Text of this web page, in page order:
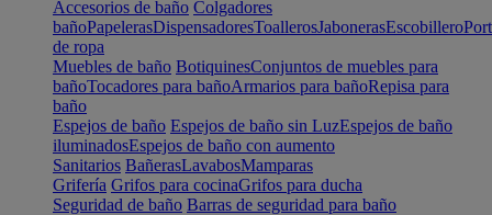
Accesorios de baño Colgadores
bañoPapelerasDispensadoresToallerosJabonerasEscobillero
de ropa
Muebles de baño BotiquinesConjuntos de muebles para
bañoTocadores para bañoArmarios para bañoRepisa para
baño
Espejos de baño Espejos de baño sin LuzEspejos de baño
iluminadosEspejos de baño con aumento
Sanitarios BañerasLavabosMamparas
Grifería Grifos para cocinaGrifos para ducha
Seguridad de baño Barras de seguridad para baño